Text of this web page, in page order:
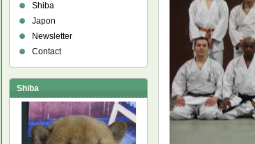
Shiba
Japon
Newsletter
Contact
Shiba